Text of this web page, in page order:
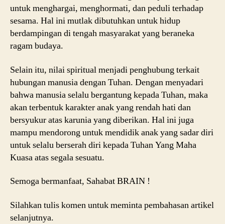
untuk menghargai, menghormati, dan peduli terhadap
sesama. Hal ini mutlak dibutuhkan untuk hidup
berdampingan di tengah masyarakat yang beraneka
ragam budaya.
Selain itu, nilai spiritual menjadi penghubung terkait
hubungan manusia dengan Tuhan. Dengan menyadari
bahwa manusia selalu bergantung kepada Tuhan, maka
akan terbentuk karakter anak yang rendah hati dan
bersyukur atas karunia yang diberikan. Hal ini juga
mampu mendorong untuk mendidik anak yang sadar diri
untuk selalu berserah diri kepada Tuhan Yang Maha
Kuasa atas segala sesuatu.
Semoga bermanfaat, Sahabat BRAIN !
Silahkan tulis komen untuk meminta pembahasan artikel
selanjutnya.